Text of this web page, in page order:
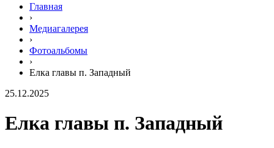
Главная
›
Медиагалерея
›
Фотоальбомы
›
Елка главы п. Западный
25.12.2025
Елка главы п. Западный